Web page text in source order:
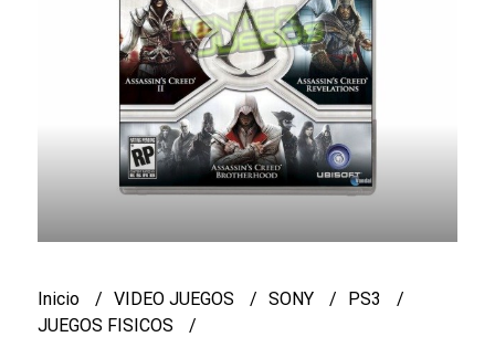
Inicio VIDEO JUEGOS SONY
PS3
JUEGOS FISICOS